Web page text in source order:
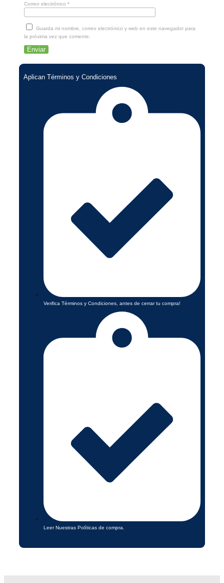
Correo electrónico *
Guarda mi nombre, correo electrónico y web en este navegador para
la próxima vez que comente.
Aplican Términos y Condiciones
Verifica Términos y Condiciones, antes de cerrar tu compra!
Leer Nuestras Políticas de compra.